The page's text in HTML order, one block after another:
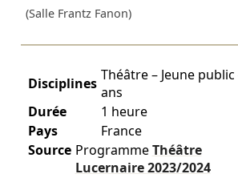
(Salle Frantz Fanon)
Disciplines Théâtre – Jeune
ans
Durée
1 heure
Pays
France
Source ProgrammeThéâtre
Lucernaire2023/2024